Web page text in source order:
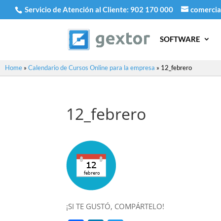
Servicio de Atención al Cliente: 902 170 000
SOFTWARE
Home » Calendario de Cursos Online para la empresa » 12_febrero
12_febrero
¡SI TE GUSTÓ, COMPÁRTELO!